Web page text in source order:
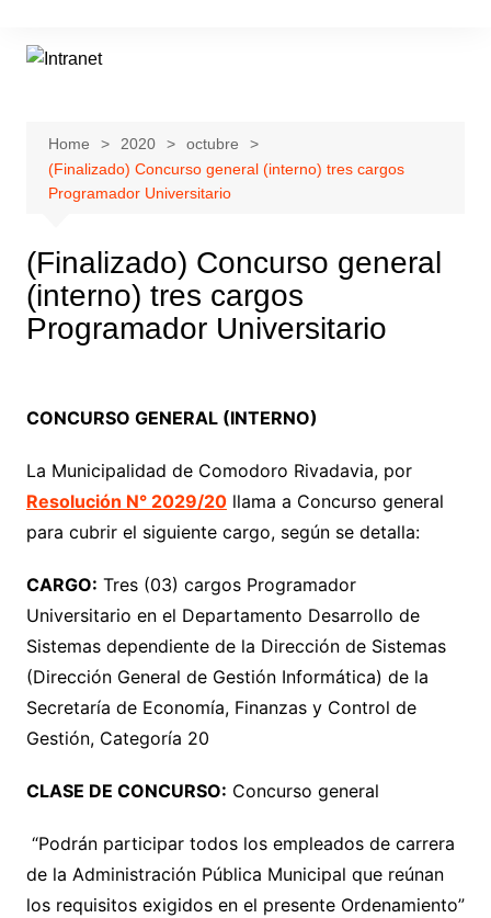
content
Home 2020
octubre
(Finalizado) Concurso general (interno) tres cargos
Programador Universitario
(Finalizado) Concurso general
(interno) tres cargos
Programador Universitario
CONCURSO GENERAL (INTERNO)
La Municipalidad de Comodoro Rivadavia, por
Resolución N° 2029/20llama a Concurso general
para cubrir el siguiente cargo, según se detalla:
CARGO: Tres (03) cargos Programador
Universitario en el Departamento Desarrollo de
Sistemas dependiente de la Dirección de Sistemas
(Dirección General de Gestión Informática) de la
Secretaría de Economía, Finanzas y Control de
Gestión, Categoría 20
CLASE DE CONCURSO: Concurso general
“Podrán participar todos los empleados de carrera
de la Administración Pública Municipal que reúnan
los requisitos exigidos en el presente Ordenamiento”